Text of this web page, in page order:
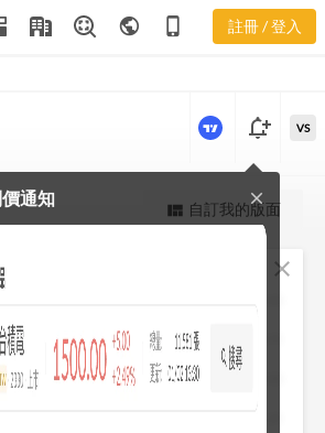
public phone_iphone 註冊 / 登入
2480
更強大的進階價量圖表
notification_add
通知 close
VS
view_quilt 自訂我的版面
close
1420.00
訂閱任一方案」即可解鎖